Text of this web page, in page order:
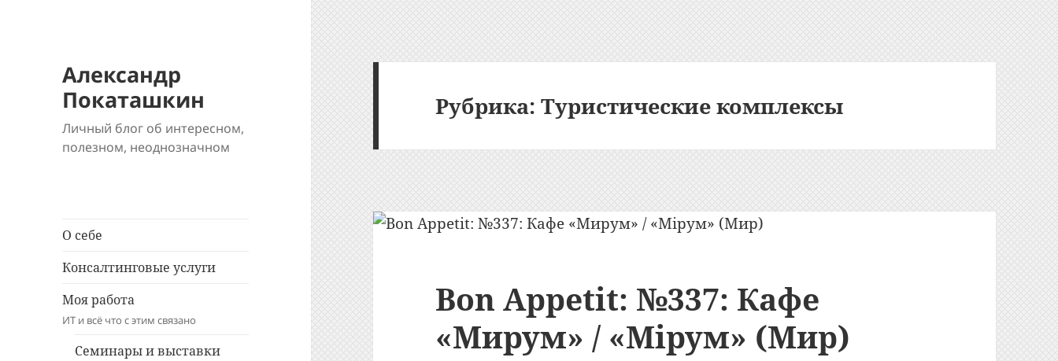
Александр
Покаташкин
Личный блог об интересном,
полезном, неоднозначном
О себе
Консалтинговые услуги
Моя работа
ИТ и всё что с этим связано
Семинары и выставки
Рубрика:Туристические комплексы
Bon Appetit: №337: Кафе
«Мирум» / «Мiрум» (Мир)